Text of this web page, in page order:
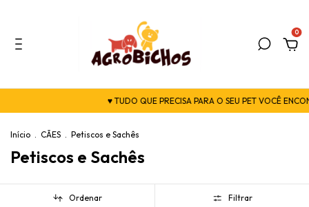
0
♥ TUDO QUE PRECISA PARA O SEU PET VOCÊ ENCONTRA
Início . CÃES . Petiscos e Sachês
Petiscos e Sachês
Ordenar Filtrar